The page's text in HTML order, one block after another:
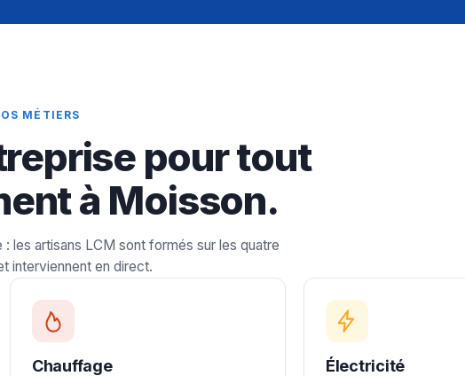
MÉTIERS
pour tout
à Moisson.
les artisans LCM sont formés sur les quatre
interviennent en direct.
Chauffage Électricité